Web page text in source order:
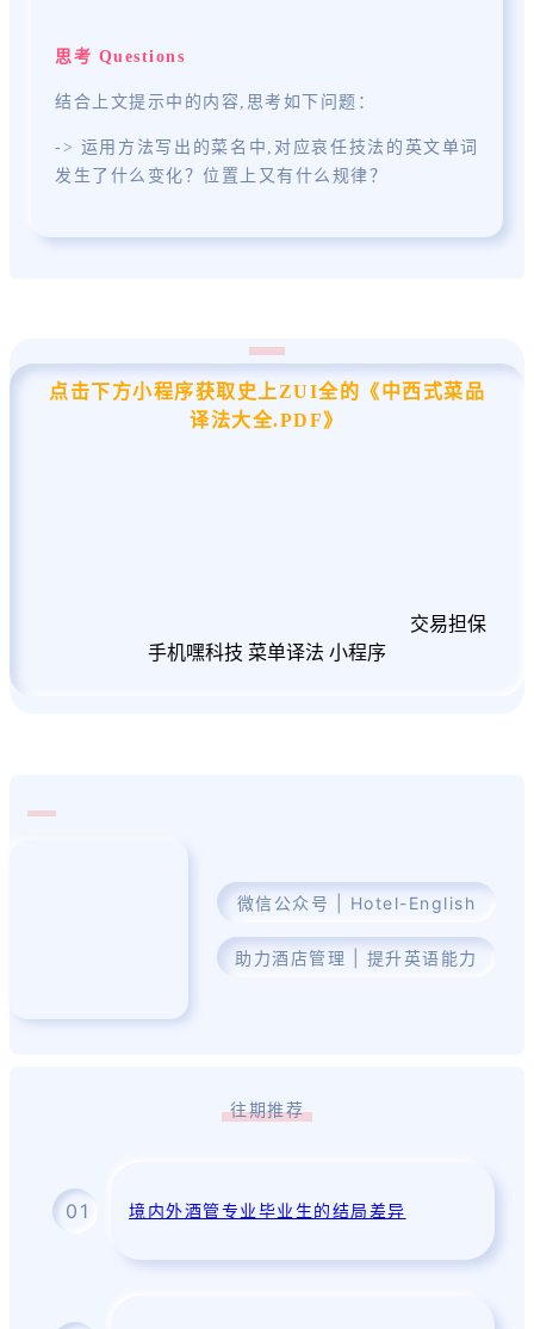
思考 Questions
结合上文提示中的内容,思考如下问题：
-> 运用方法写出的菜名中,对应哀任技法的英文单词
发生了什么变化？位置上 又有什么规律？
点击下方小程序获取史上ZUI全的《中西式菜品
译法大全.PDF》
交易担保
手机嘿科技 菜单译法 小程序
微信公众号 | Hotel-English
助力酒店管理 | 提升英语能力
往期推荐
0 1 境内外酒管专业毕业生的结局差异